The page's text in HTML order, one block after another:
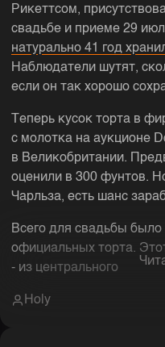
Рикеттсом,
свадьбе и приеме 29
натурально 41 год
Наблюдатели шутят,
если он так хорошо
Теперь кусок торта в
с молотка на аукционе
в Великобритании.
оценили в 300 фунтов.
Чарльза, есть шанс
Всего для свадьбы было
официальных торта.
- из центрального
Holy